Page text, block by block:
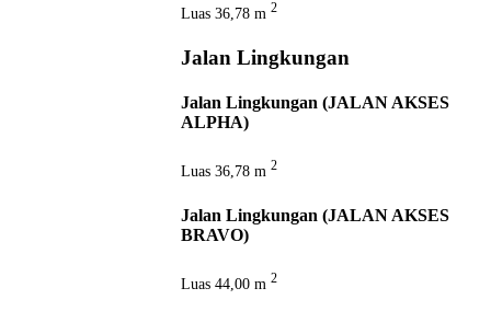
Luas 36,78 m 2
Jalan Lingkungan
Jalan Lingkungan (JALAN AKSES
ALPHA)
Luas 36,78 m 2
Jalan Lingkungan (JALAN AKSES
BRAVO)
Luas 44,00 m 2